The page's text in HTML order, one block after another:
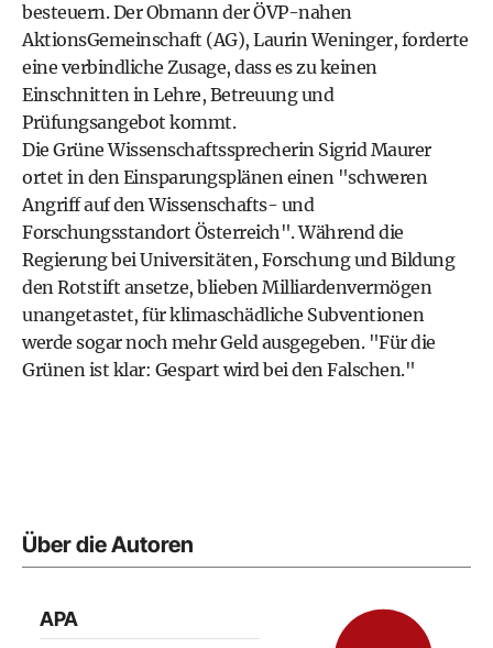
besteuern. Der Obmann der ÖVP-nahen
AktionsGemeinschaft (AG), Laurin Weninger, forderte
eine verbindliche Zusage, dass es zu keinen
Einschnitten in Lehre, Betreuung und
Prüfungsangebot kommt.
Die Grüne Wissenschaftssprecherin Sigrid Maurer
ortet in den Einsparungsplänen einen "schweren
Angriff auf den Wissenschafts- und
Forschungsstandort Österreich". Während die
Regierung bei Universitäten, Forschung und Bildung
den Rotstift ansetze, blieben Milliardenvermögen
unangetastet, für klimaschädliche Subventionen
werde sogar noch mehr Geld ausgegeben. "Für die
Grünen ist klar: Gespart wird bei den Falschen."
Über die Autoren
APA